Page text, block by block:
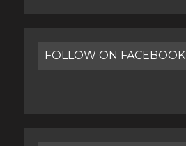
FOLLOW ON FACEBOOK